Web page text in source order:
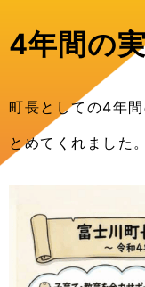
4年間の
町長としての4年
とめてくれました。